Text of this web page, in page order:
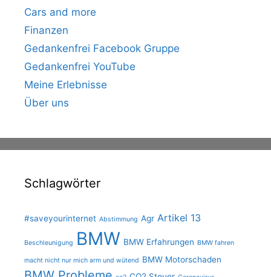
Cars and more
Finanzen
Gedankenfrei Facebook Gruppe
Gedankenfrei YouTube
Meine Erlebnisse
Über uns
Schlagwörter
#saveyourinternet Abstimmung Agr Artikel 13
Beschleunigung BMW BMW Erfahrungen BMW fahren
macht nicht nur mich arm und wütend BMW Motorschaden